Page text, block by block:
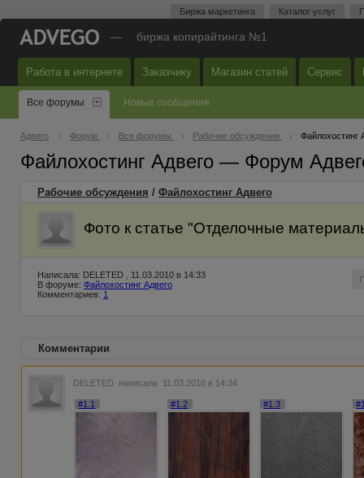
Биржа маркетинга Каталог услуг
— биржа копирайтинга №1
Работа в интернете Заказчику Магазин статей Сервис
Все форумы Новые сообщения
Адвего Форум Все форумы Рабочие обсуждения Файлохостинг
Файлохостинг Адвего — Форум
Рабочие обсуждения / Файлохостинг Адвего
Фото к статье "Отделочные
Написала: DELETED , 11.03.2010 в 14:33
В форуме: Файлохостинг Адвего
Комментариев: 1
Комментарии
DELETED написала 11.03.2010 в 14:34
#1.1 #1.2 #1.3